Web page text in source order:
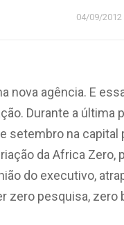
04/09/2012
nova agência. E
Durante a última
setembro na
da Africa
do executivo,
zero pesquisa,